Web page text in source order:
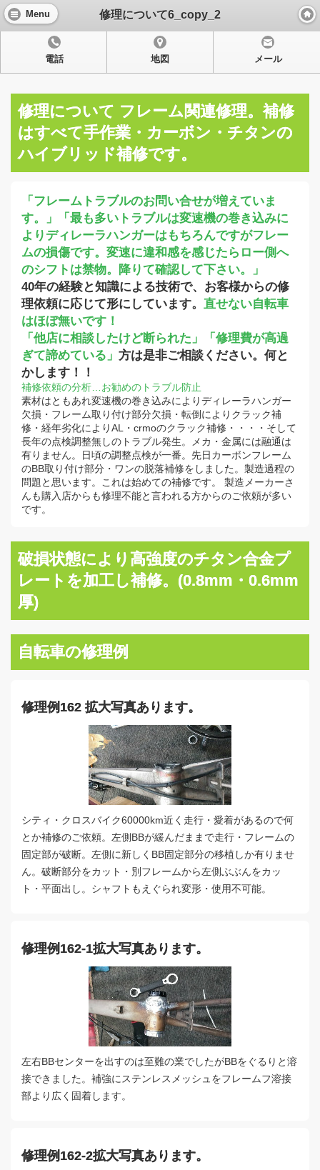
Menu 修理について6_copy_2
電話 地図 メール
修理について フレーム関連修理。補修
はすべて手作業・カーボン・チタンの
ハイブリッド補修です。
「フレームトラブルのお問い合せが増えていま
す。」「最も多いトラブルは変速機の巻き込みに
よりディレーラハンガーはもちろんですがフレー
ムの損傷です。変速に違和感を感じたらロー側へ
のシフトは禁物。降りて確認して下さい。」
40年の経験と知識による技術で、お客様からの修
理依頼に応じて形にしています。 直せない自転車
はほぼ無いです！
「他店に相談したけど断られた」「修理費が高過
ぎて諦めている」 方は是非ご相談ください。何と
かします！！
補修依頼の分析…お勧めのトラブル防止
素材はともあれ変速機の巻き込みによりディレーラハンガー
欠損・フレーム取り付け部分欠損・転倒によりクラック補
修・経年劣化によりAL・crmoのクラック補修・・・・そして
長年の点検調整無しのトラブル発生。メカ・金属には融通は
有りません。日頃の調整点検が一番。先日カーボンフレーム
のBB取り付け部分・ワンの脱落補修をしました。製造過程の
問題と思います。これは始めての補修です。 製造メーカーさ
んも購入店からも修理不能と言われる方からのご依頼が多い
です。
破損状態により高強度のチタン合金プ
レートを加工し補修。(0.8mm・0.6mm
厚)
自転車の修理例
修理例162 拡大写真あります。
シティ・クロスバイク60000km近く走行・愛着があるので何
とか補修のご依頼。左側BBが緩んだままで走行・フレームの
固定部が破断。左側に新しくBB固定部分の移植しか有りませ
ん。破断部分をカット・別フレームから左側ぶぶんをカッ
ト・平面出し。シャフトもえぐられ変形・使用不可能。
修理例162-1拡大写真あります。
左右BBセンターを出すのは至難の業でしたがBBをぐるりと溶
接できました。補強にステンレスメッシュをフレームフ溶接
部より広く固着します。
修理例162-2拡大写真あります。